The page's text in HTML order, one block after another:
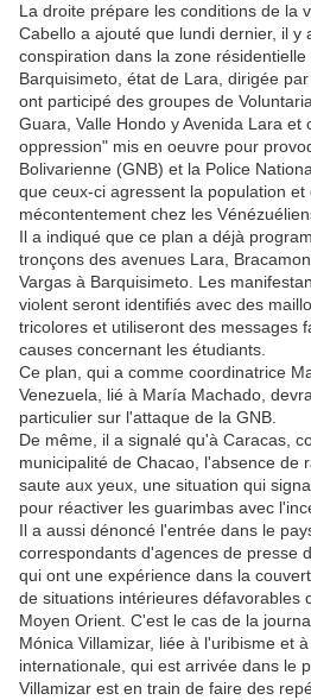
La droite prépare les conditions de la
Cabello a ajouté que lundi dernier, il y
conspiration dans la zone
Barquisimeto, état de Lara, dirigée
ont participé des groupes de
Guara, Valle Hondo y Avenida Lara et
oppression" mis en oeuvre pour
Bolivarienne (GNB) et la Police
que ceux-ci agressent la population
mécontentement chez les
Il a indiqué que ce plan a déjà
tronçons des avenues Lara,
Vargas à Barquisimeto. Les
violent seront identifiés avec des
tricolores et utiliseront des messages
causes concernant les étudiants.
Ce plan, qui a comme coordinatrice
Venezuela, lié à María Machado,
particulier sur l'attaque de la GNB.
De même, il a signalé qu'à Caracas,
municipalité de Chacao, l'absence de
saute aux yeux, une situation qui
pour réactiver les guarimbas avec
Il a aussi dénoncé l'entrée dans le
correspondants d'agences de presse
qui ont une expérience dans la
de situations intérieures défavorables
Moyen Orient. C'est le cas de la
Mónica Villamizar, liée à l'uribisme et
internationale, qui est arrivée dans le
Villamizar est en train de faire des